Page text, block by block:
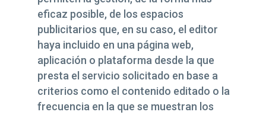
eficaz posible, de los espacios
publicitarios que, en su caso, el editor
haya incluido en una página web,
aplicación o plataforma desde la que
presta el servicio solicitado en base a
criterios como el contenido editado o la
frecuencia en la que se muestran los